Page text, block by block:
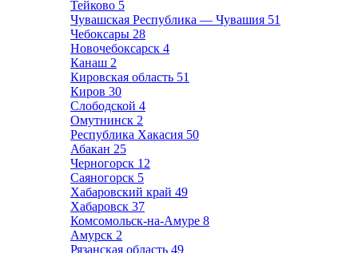
Тейково 5
Чувашская Республика — Чувашия 51
Чебоксары 28
Новочебоксарск 4
Канаш 2
Кировская область 51
Киров 30
Слободской 4
Омутнинск 2
Республика Хакасия 50
Абакан 25
Черногорск 12
Саяногорск 5
Хабаровский край 49
Хабаровск 37
Комсомольск-на-Амуре 8
Амурск 2
Рязанская область 49